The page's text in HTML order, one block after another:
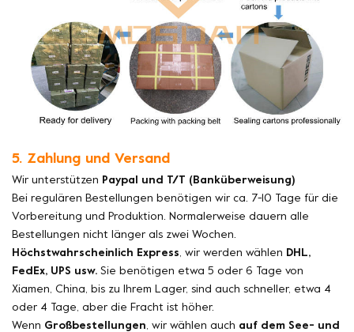
5. Zahlung und Versand
Wir unterstützen Paypal und T/T (Banküberweisung)
Bei regulären Bestellungen benötigen wir ca. 7-10 Tage für die
Vorbereitung und Produktion. Normalerweise dauern alle
Bestellungen nicht länger als zwei Wochen.
Höchstwahrscheinlich Express, wir werden wählen DHL,
FedEx, UPS usw. Sie benötigen etwa 5 oder 6 Tage von
Xiamen, China, bis zu Ihrem Lager, sind auch schneller, etwa 4
oder 4 Tage, aber die Fracht ist höher.
Wenn Großbestellungen, wir wählen auch auf dem See- und